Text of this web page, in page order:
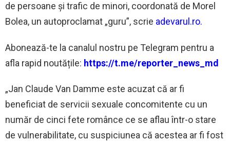
de persoane și trafic de minori, coordonată de Morel
Bolea, un autoproclamat „guru”, scrie adevarul.ro.
‍Abonează-te la canalul nostru pe Telegram pentru a
afla rapid noutățile: https://t.me/reporter_news_md
„Jan Claude Van Damme este acuzat că ar fi
beneficiat de servicii sexuale concomitente cu un
număr de cinci fete românce ce se aflau într-o stare
de vulnerabilitate, cu suspiciunea că acestea ar fi fost